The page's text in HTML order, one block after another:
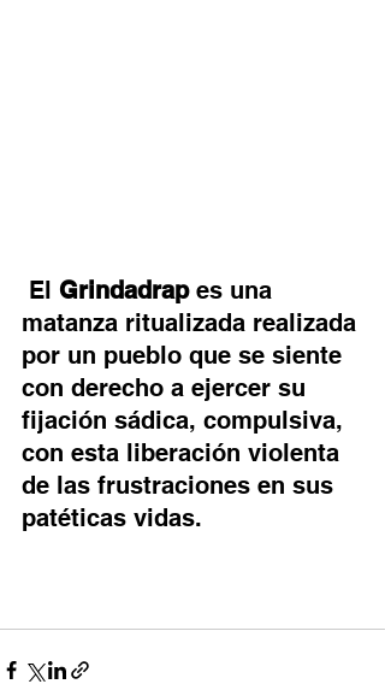
El Grindadrap es una
matanza ritualizada realizada
por un pueblo que se siente
con derecho a ejercer su
fijación sádica, compulsiva,
con esta liberación violenta
de las frustraciones en sus
patéticas vidas.